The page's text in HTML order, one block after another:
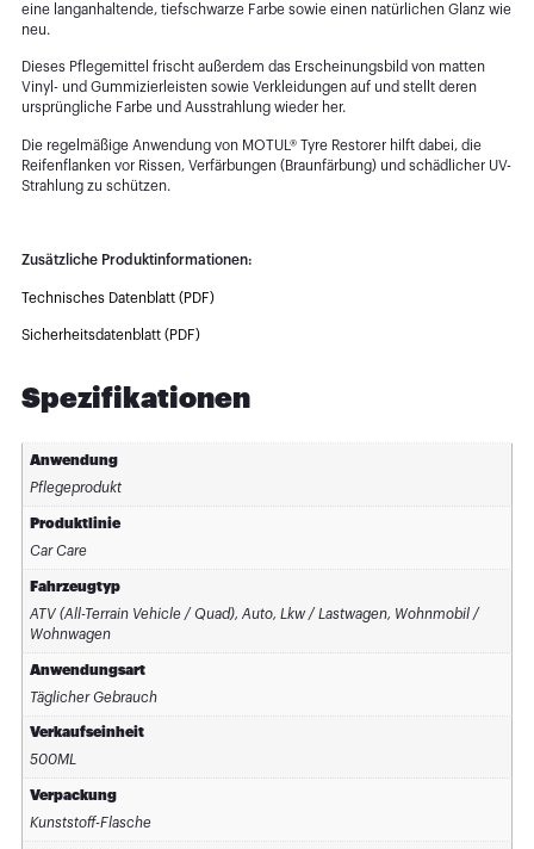
eine langanhaltende, tiefschwarze Farbe sowie einen natürlichen Glanz wie
neu.
Dieses Pflegemittel frischt außerdem das Erscheinungsbild von matten
Vinyl- und Gummizierleisten sowie Verkleidungen auf und stellt deren
ursprüngliche Farbe und Ausstrahlung wieder her.
Die regelmäßige Anwendung von MOTUL® Tyre Restorer hilft dabei, die
Reifenflanken vor Rissen, Verfärbungen (Braunfärbung) und schädlicher UV-
Strahlung zu schützen.
Zusätzliche Produktinformationen:
Technisches Datenblatt (PDF)
Sicherheitsdatenblatt (PDF)
Spezifikationen
Anwendung
Pflegeprodukt
Produktlinie
Car Care
Fahrzeugtyp
ATV (All-Terrain Vehicle / Quad), Auto, Lkw / Lastwagen, Wohnmobil /
Wohnwagen
Anwendungsart
Täglicher Gebrauch
Verkaufseinheit
500ML
Verpackung
Kunststoff-Flasche